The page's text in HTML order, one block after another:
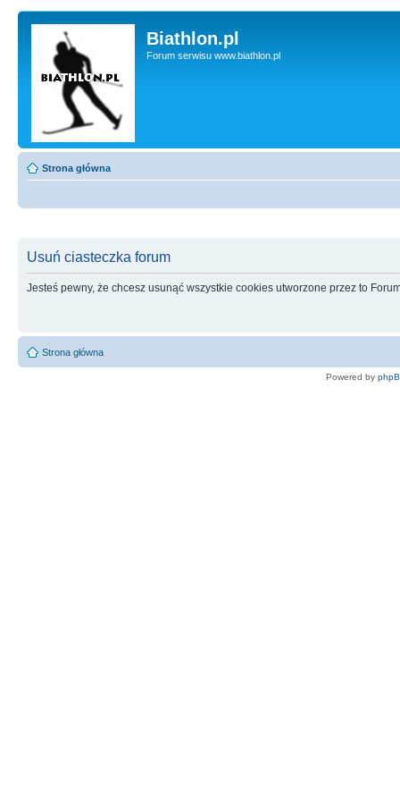
Biathlon.pl
Forum serwisu www.biathlon.pl
Strona główna
Usuń ciasteczka forum
Jesteś pewny, że chcesz usunąć wszystkie cookies utworzone przez to
Strona główna
Powered by